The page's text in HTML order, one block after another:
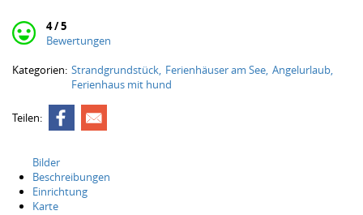
4 / 5
Bewertungen
Kategorien: Strandgrundstück Ferienhäuser am See Angelurlaub
Ferienhaus mit hund
Teilen:
Bilder
Beschreibungen
Einrichtung
Karte